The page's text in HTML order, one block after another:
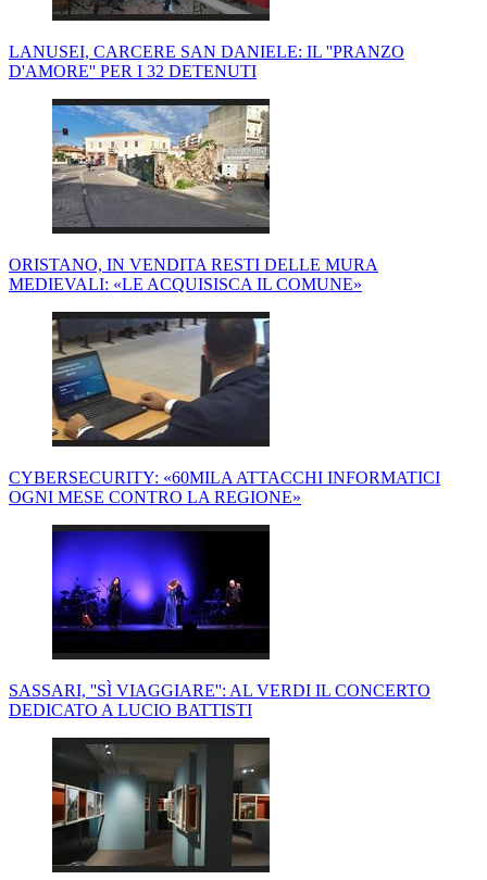
LANUSEI, CARCERE SAN DANIELE: IL ''PRANZO
D'AMORE'' PER I 32 DETENUTI
ORISTANO, IN VENDITA RESTI DELLE MURA
MEDIEVALI: «LE ACQUISISCA IL COMUNE»
CYBERSECURITY: «60MILA ATTACCHI INFORMATICI
OGNI MESE CONTRO LA REGIONE»
SASSARI, ''SÌ VIAGGIARE'': AL VERDI IL CONCERTO
DEDICATO A LUCIO BATTISTI